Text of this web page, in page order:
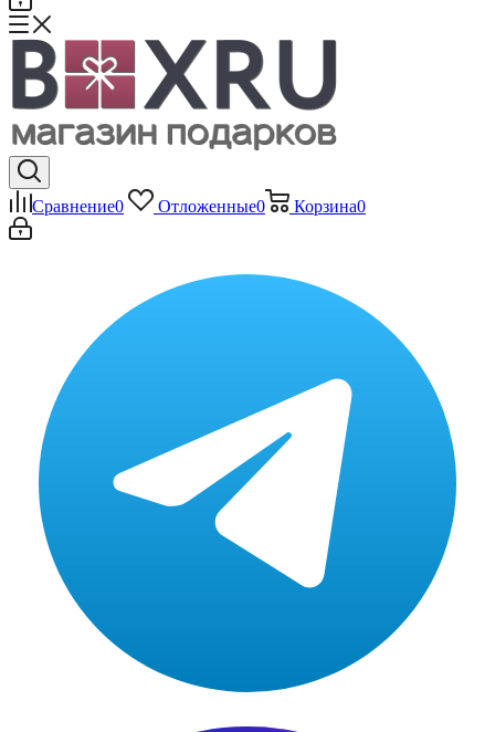
Сравнение0 Отложенные0 Корзина0